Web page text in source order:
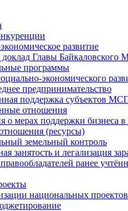
развитие
Главы Байкаловского
программы
экономического
предпринимательство
поддержка субъектов
отношения
мерах поддержки бизнеса в
(ресурсы)
земельный контроль
занятость и легализация
ранее
национальных